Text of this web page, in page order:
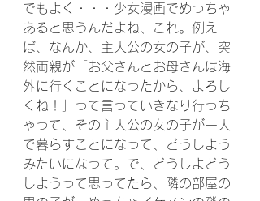
でもよく・・・少女漫画でめっちゃ
あると思うんだよね、これ。例え
ば、なんか、主人公の女の子が、突
然両親が「お父さんとお母さんは海
外に行くことになったから、よろし
くね！」って言っていきなり行っち
ゃって、その主人公の女の子が一人
で暮らすことになって、どうしよう
みたいになって。で、どうしよどう
しようって思ってたら、隣の部屋の